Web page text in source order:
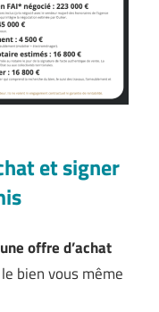
et signer
offre d’achat
bien vous même